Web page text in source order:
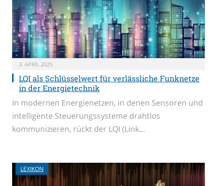
3. APRIL 2025
LQI als Schlüsselwert für verlässliche Funknetze
in der Energietechnik
In modernen Energienetzen, in denen Sensoren und
intelligente Steuerungssysteme drahtlos
kommunizieren, rückt der LQI (Link…
LEXIKON